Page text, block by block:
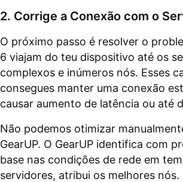
2. Corrige a Conexão com o
O próximo passo é resolver o
6 viajam do teu dispositivo até os
complexos e inúmeros nós. Esses
consegues manter uma conexão
causar aumento de latência ou até
Não podemos otimizar
GearUP. O GearUP identifica com
base nas condições de rede em
servidores, atribui os melhores